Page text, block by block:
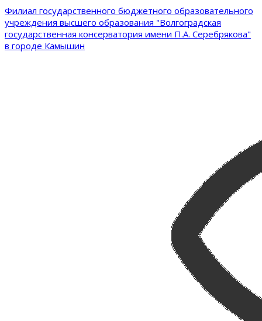
Филиал государственного бюджетного образовательного
учреждения высшего образования "Волгоградская
государственная консерватория имени П.А. Серебрякова"
в городе Камышин